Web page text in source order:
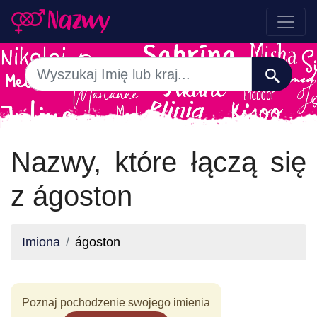
Nazwy, które łączą się
z ágoston
Imiona ágoston
Poznaj pochodzenie swojego imienia